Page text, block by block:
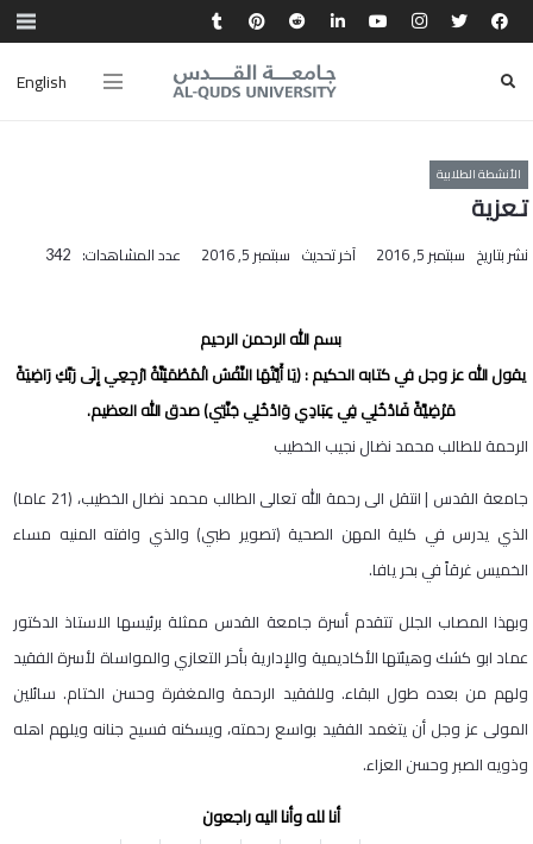
English
الأنشطة الطلابية
تـعزية
نشر بتاريخ سبتمبر 5, 2016 آخر تحديث سبتمبر 5, 2016 عدد المشاهدات: 342
بسم الله الرحمن الرحيم
يقول الله عز وجل في كتابه الحكيم : (يَا أَيَّتُهَا النَّفْسُ الْمُطْمَئِنَّةُ ارْجِعِي إِلَى رَبِّكِ رَاضِيَةً
مَرْضِيَّةً فَادْخُلِي فِي عِبَادِي وَادْخُلِي جَنَّتِي) صدق الله العظيم.
الرحمة للطالب محمد نضال نجيب الخطيب
جامعة القدس | انتقل الى رحمة الله تعالى الطالب محمد نضال الخطيب، (21 عاما)
الذي يدرس في كلية المهن الصحية (تصوير طبي) والذي وافته المنيه مساء
الخميس غرقاً في بحر يافا.
وبهذا المصاب الجلل تتقدم أسرة جامعة القدس ممثلة برئيسها الاستاذ الدكتور
عماد ابو كشك وهيئتها الأكاديمية والإدارية بأحر التعازي والمواساة لأسرة الفقيد
ولهم من بعده طول البقاء. وللفقيد الرحمة والمغفرة وحسن الختام. سائلين
المولى عز وجل أن يتغمد الفقيد بواسع رحمته، ويسكنه فسيح جنانه ويلهم اهله
وذويه الصبر وحسن العزاء.
أنا لله وأنا اليه راجعون